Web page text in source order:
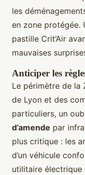
les
en zone protégée.
pastille Crit’Air
mauvaises
Anticiper les
Le périmètre de la
de Lyon et des
particuliers, un
d’amende par
plus critique : les
d’un véhicule
utilitaire électrique